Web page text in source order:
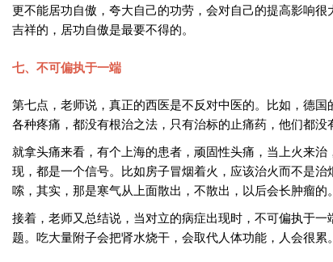
更不能居功自傲，夸大自己的功劳，会对自己的提高影响
吉祥的，居功自傲是最要不得的。
七、不可偏执于一端
第七点，老师说，真正的西医是不反对中医的。比如，德
各种疼痛，都没有根治之法，只有治标的止痛药，他们都没
就拿头痛来看，有个上海的患者，顽固性头痛，当上火来
现，都是一个信号。比如房子冒烟着火，应该治火而不是
嗦，其实，那是寒气从上面散出，不散出，以后会长肿瘤
接着，老师又总结说，当对立的病症出现时，不可偏执于
题。吃大量附子会把肾水烧干，会取代人体功能，人会很累